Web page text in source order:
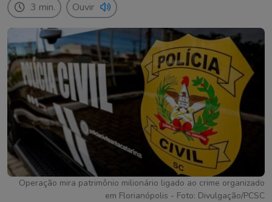
3 min. Ouvir
Operação mira patrimônio milionário ligado ao crime organizado
em Florianópolis - Foto: Divulgação/PCSC